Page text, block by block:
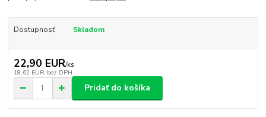
Dostupnosť Skladom
22,90 EUR/ks
18,62 EUR bez DPH
Pridať do košíka